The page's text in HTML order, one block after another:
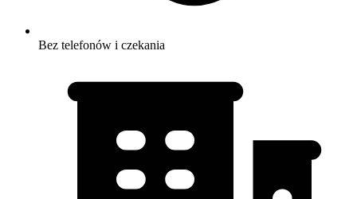
Bez telefonów i czekania